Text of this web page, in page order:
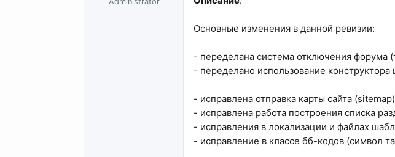
Основные изменения в данной ревизии:
- переделана система отключения форума
- переделано использование
- исправлена отправка карты сайта
- исправлена работа построения списка
- исправления в локализации и файлах
- исправление в классе бб-кодов (символ